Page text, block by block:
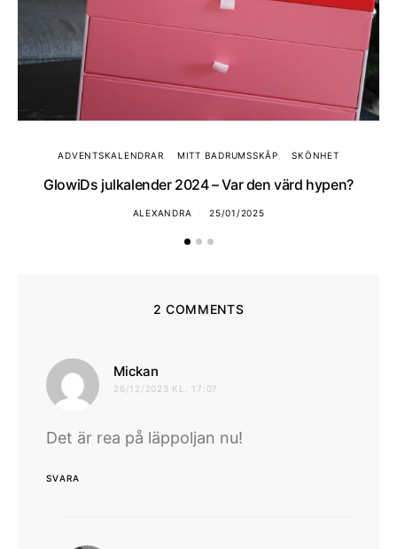
ADVENTSKALENDRAR MITT BADRUMSSKÅP SKÖNHET
GlowiDs julkalender 2024 – Var den värd hypen?
ALEXANDRA 25/01/2025
2 COMMENTS
Mickan
26/12/2023 KL. 17:07
Det är rea på läppoljan nu!
SVARA